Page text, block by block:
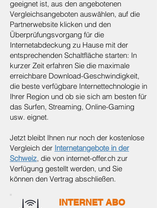
geeignet ist, aus den angebotenen
Vergleichsangeboten auswählen, auf die
Partnerwebsite klicken und den
Überprüfungsvorgang für die
Internetabdeckung zu Hause mit der
entsprechenden Schaltfläche starten: In
kurzer Zeit erfahren Sie die maximale
erreichbare Download-Geschwindigkeit,
die beste verfügbare Internettechnologie in
Ihrer Region und ob sie sich am besten für
das Surfen, Streaming, Online-Gaming
usw. eignet.
Jetzt bleibt Ihnen nur noch der kostenlose
Vergleich der Internetangebote in der
Schweiz, die von internet-offer.ch zur
Verfügung gestellt werden, und Sie
können den Vertrag abschließen.
INTERNET ABO